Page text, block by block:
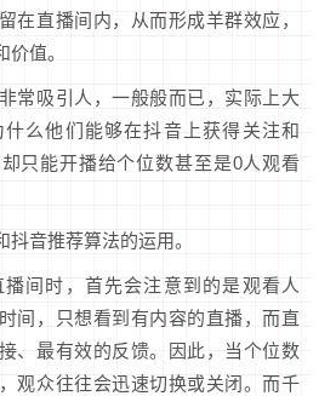
在直播间内，从而形成羊群效应，
值。
常吸引人，一般般而已，实际上大
么他们能够在抖音上获得关注和
只能开播给个位数甚至是0人观看
音推荐算法的运用。
间时，首先会注意到的是观看人
间，只想看到有内容的直播，而直
、最有效的反馈。因此，当个位数
观众往往会迅速切换或关闭。而千